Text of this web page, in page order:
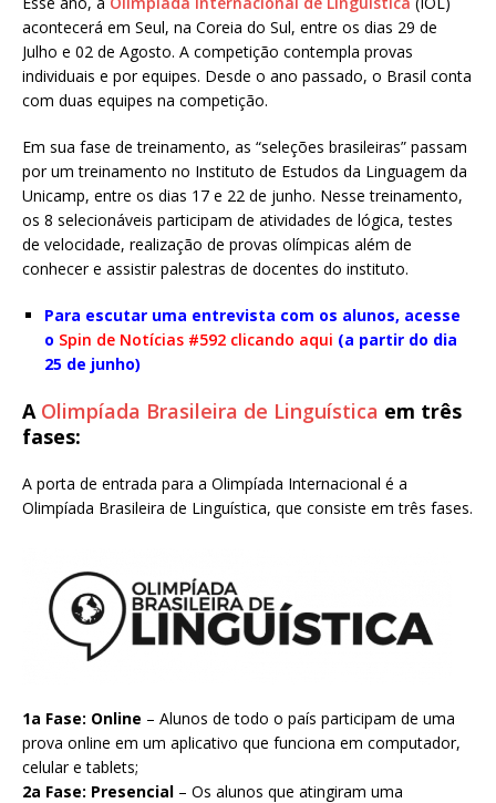
acontecerá em Seul, na Coreia do Sul, entre os dias 29 de
Julho e 02 de Agosto. A competição contempla provas
individuais e por equipes. Desde o ano passado, o Brasil conta
com duas equipes na competição.
Em sua fase de treinamento, as “seleções brasileiras” passam
por um treinamento no Instituto de Estudos da Linguagem da
Unicamp, entre os dias 17 e 22 de junho. Nesse treinamento,
os 8 selecionáveis participam de atividades de lógica, testes
de velocidade, realização de provas olímpicas além de
conhecer e assistir palestras de docentes do instituto.
Para escutar uma entrevista com os alunos, acesse
o Spin de Notícias #592 clicando aqui (a partir do dia
25 de junho)
A Olimpíada Brasileira de Linguística em três
fases:
A porta de entrada para a Olimpíada Internacional é a
Olimpíada Brasileira de Linguística, que consiste em três fases.
1a Fase: Online – Alunos de todo o país participam de uma
prova online em um aplicativo que funciona em computador,
celular e tablets;
2a Fase: Presencial – Os alunos que atingiram uma